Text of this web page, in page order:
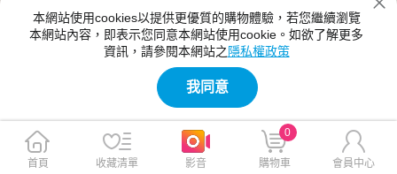
本網站使用cookies以提供更優質的購物體驗，若您繼續瀏覽
本網站內容，即表示您同意本網站使用cookie。如欲了解更多
資訊，請參閱本網站之 隱私權政策
我同意
首頁 收藏清單 影音 購物車
0
會員中心